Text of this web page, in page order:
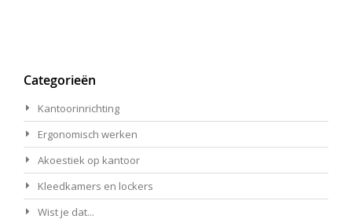
Categorieën
Kantoorinrichting
Ergonomisch werken
Akoestiek op kantoor
Kleedkamers en lockers
Wist je dat...